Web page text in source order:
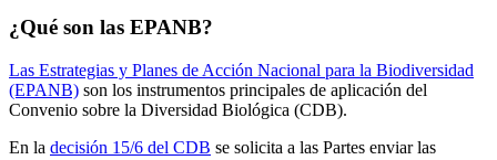
¿Qué son las EPANB?
Las Estrategias y Planes de Acción Nacional para la Biodiversidad
(EPANB) son los instrumentos principales de aplicación del
Convenio sobre la Diversidad Biológica (CDB).
En la decisión 15/6 del CDB se solicita a las Partes enviar las